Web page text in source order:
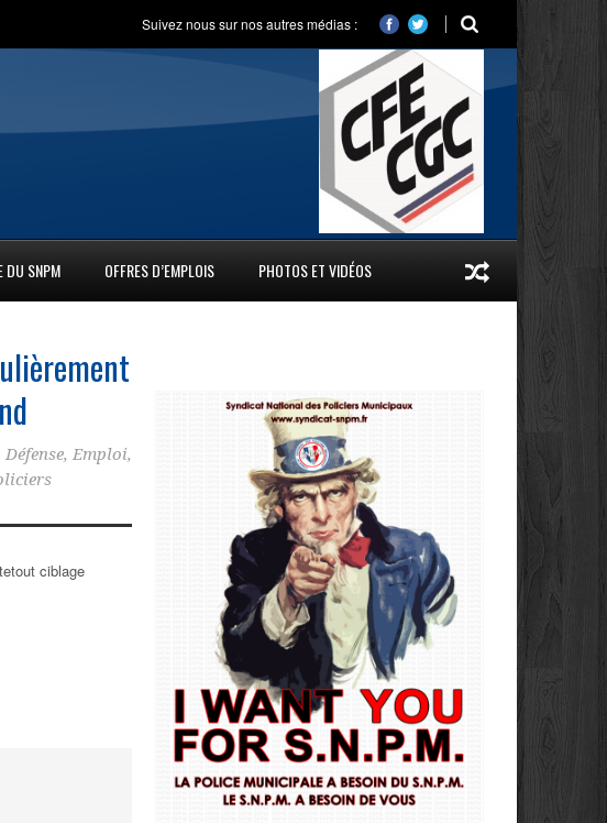
Suivez nous sur nos autres médias :
DU SNPM OFFRES D’EMPLOIS PHOTOS ET VIDÉOS
Défense, Emploi,
ciblage